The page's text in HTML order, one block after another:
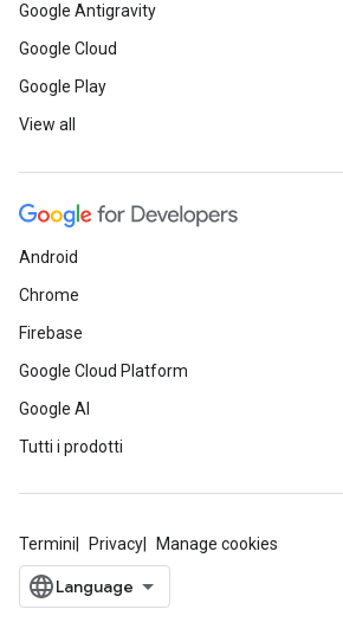
Google Antigravity
Google Cloud
Google Play
View all
Android
Chrome
Firebase
Google Cloud Platform
Google AI
Tutti i prodotti
Termini Privacy Manage cookies